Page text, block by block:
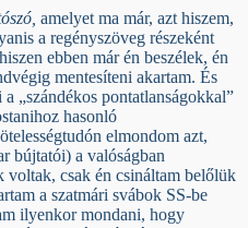
amelyet ma már, azt hiszem,
a regényszöveg részeként
ebben már én beszélek, én
mentesíteni akartam. És
„szándékos pontatlanságokkal”
hasonló
elmondom azt,
bújtatói) a valóságban
voltak, csak én csináltam belőlük
a szatmári svábok SS-be
ilyenkor mondani, hogy